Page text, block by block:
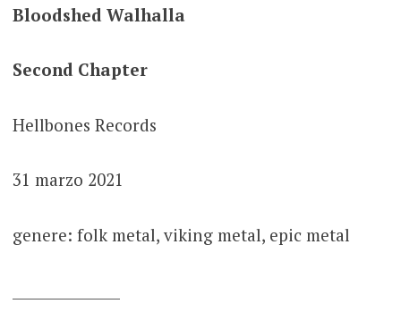
Bloodshed Walhalla
Second Chapter
Hellbones Records
31 marzo 2021
genere: folk metal, viking metal, epic metal